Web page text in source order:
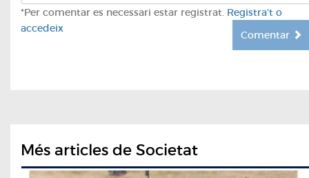
*Per comentar es necessari estar registrat. Registra't o
accedeix
Comentar
Més articles de Societat